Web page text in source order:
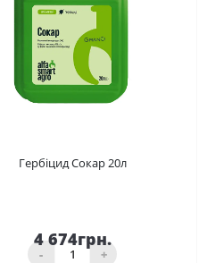
Гербіцид Сокар 20л
4 674грн.
- +